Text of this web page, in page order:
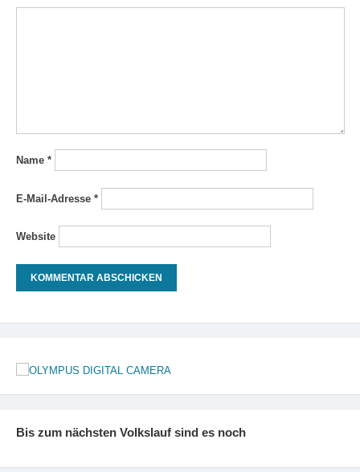
Name *
E-Mail-Adresse *
Website
Bis zum nächsten Volkslauf sind es noch